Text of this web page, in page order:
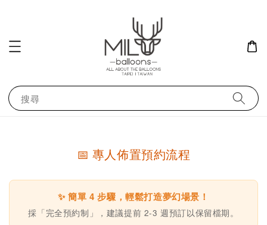
搜尋
📅 專人佈置預約流程
✨ 簡單 4 步驟，輕鬆打造夢幻場景！
採「完全預約制」，建議提前 2-3 週預訂以保留檔期。